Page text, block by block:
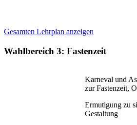
Gesamten Lehrplan anzeigen
Wahlbereich 3: Fastenzeit
Karneval und
zur Fastenzeit,
Ermutigung zu
Gestaltung